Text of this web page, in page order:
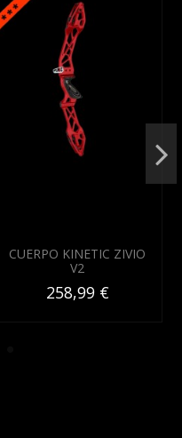
CUERPO KINETIC ZIVIO
V2
258,99 €